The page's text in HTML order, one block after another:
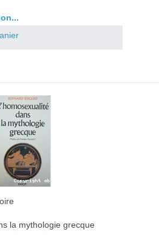
la mythologie grecque